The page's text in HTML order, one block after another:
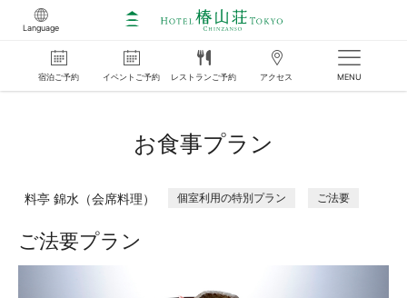
Language
宿泊ご予約 イベント ご予約 レストラン ご予約 アクセス MENU
お食事プラン
料亭 錦水（会席料理） 個室利用の特別プラン ご法要
ご法要プラン